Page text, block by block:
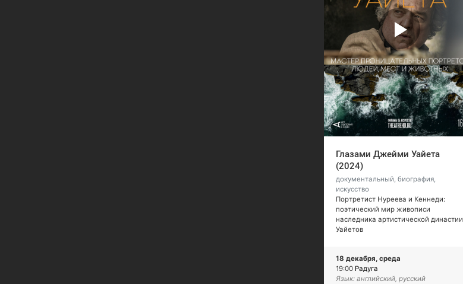
Глазами Джейми Уайета
(2024)
документальный, биография,
искусство
Портретист Нуреева и Кеннеди:
поэтический мир живописи
наследника артистической династии
Уайетов
18 декабря, среда
19:00 Радуга
Язык: английский, русский